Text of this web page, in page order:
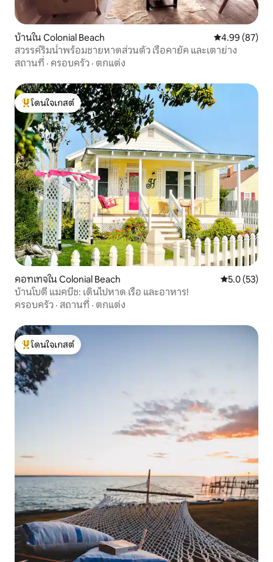
บ้านใน Colonial Beach คะแนนเฉลี่ย
4.99 (87)
สวรรค์ริมน้ำพร้อมชายหาดส่วนตัว เรือคายัค และเตาย่าง
สถานที่ · ครอบครัว · ตกแต่ง
โดนใจเกสต์ที่สุด
โดนใจเกสต์
คอทเทจใน Colonial Beach คะแนนเฉลี่ย
5.0 (53)
บ้านโบตี้ แมคบีช: เดินไปหาด เรือ และอาหาร!
ครอบครัว · สถานที่ · ตกแต่ง
โดนใจเกสต์ที่สุด
โดนใจเกสต์